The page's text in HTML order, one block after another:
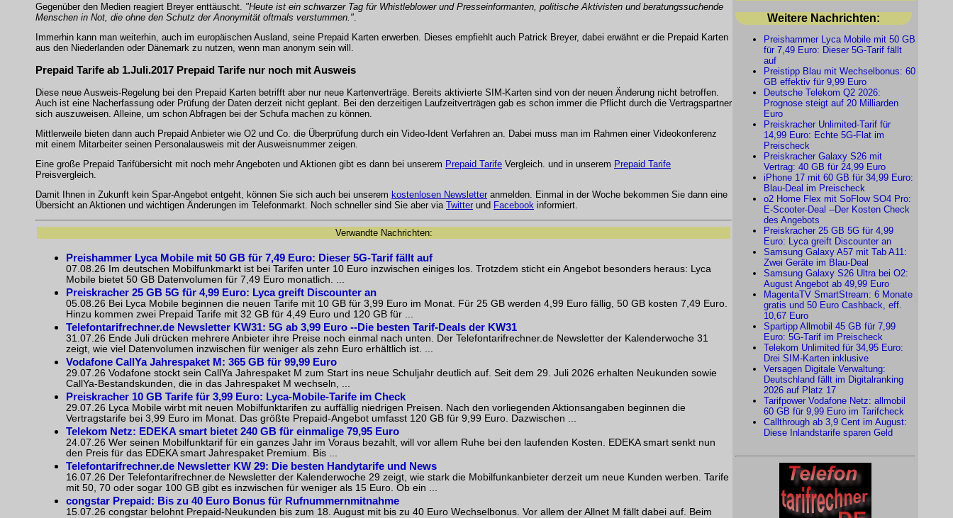
Gegenüber den Medien reagiert Breyer enttäuscht. "Heute ist ein schwarzer Tag für Whistleblower und Presseinformanten, politische Aktivisten und beratungssuchende
Menschen in Not, die ohne den Schutz der Anonymität oftmals verstummen.".
Immerhin kann man weiterhin, auch im europäischen Ausland, seine Prepaid Karten erwerben. Dieses empfiehlt auch Patrick Breyer, dabei erwähnt er die Prepaid Karten
aus den Niederlanden oder Dänemark zu nutzen, wenn man anonym sein will.
Prepaid Tarife ab 1.Juli.2017 Prepaid Tarife nur noch mit Ausweis
Diese neue Ausweis-Regelung bei den Prepaid Karten betrifft aber nur neue Kartenverträge. Bereits aktivierte SIM-Karten sind von der neuen Änderung nicht betroffen.
Auch ist eine Nacherfassung oder Prüfung der Daten derzeit nicht geplant. Bei den derzeitigen Laufzeitverträgen gab es schon immer die Pflicht durch die Vertragspartner
sich auszuweisen. Alleine, um schon Abfragen bei der Schufa machen zu können.
Mittlerweile bieten dann auch Prepaid Anbieter wie O2 und Co. die Überprüfung durch ein Video-Ident Verfahren an. Dabei muss man im Rahmen einer Videokonferenz
mit einem Mitarbeiter seinen Personalausweis mit der Ausweisnummer zeigen.
Eine große Prepaid Tarifübersicht mit noch mehr Angeboten und Aktionen gibt es dann bei unserem Prepaid Tarife Vergleich. und in unserem Prepaid Tarife
Preisvergleich.
Damit Ihnen in Zukunft kein Spar-Angebot entgeht, können Sie sich auch bei unserem kostenlosen Newsletter anmelden. Einmal in der Woche bekommen Sie dann eine
Übersicht an Aktionen und wichtigen Änderungen im Telefonmarkt. Noch schneller sind Sie aber via Twitter und Facebook informiert.
Verwandte Nachrichten:
Preishammer Lyca Mobile mit 50 GB für 7,49 Euro: Dieser 5G-Tarif fällt auf
07.08.26 Im deutschen Mobilfunkmarkt ist bei Tarifen unter 10 Euro inzwischen einiges los. Trotzdem sticht ein Angebot besonders heraus: Lyca
Mobile bietet 50 GB Datenvolumen für 7,49 Euro monatlich. ...
Preiskracher 25 GB 5G für 4,99 Euro: Lyca greift Discounter an
05.08.26 Bei Lyca Mobile beginnen die neuen Tarife mit 10 GB für 3,99 Euro im Monat. Für 25 GB werden 4,99 Euro fällig, 50 GB kosten 7,49 Euro.
Hinzu kommen zwei Prepaid Tarife mit 32 GB für 4,49 Euro und 120 GB für ...
Telefontarifrechner.de Newsletter KW31: 5G ab 3,99 Euro --Die besten Tarif-Deals der KW31
31.07.26 Ende Juli drücken mehrere Anbieter ihre Preise noch einmal nach unten. Der Telefontarifrechner.de Newsletter der Kalenderwoche 31
zeigt, wie viel Datenvolumen inzwischen für weniger als zehn Euro erhältlich ist. ...
Vodafone CallYa Jahrespaket M: 365 GB für 99,99 Euro
29.07.26 Vodafone stockt sein CallYa Jahrespaket M zum Start ins neue Schuljahr deutlich auf. Seit dem 29. Juli 2026 erhalten Neukunden sowie
CallYa-Bestandskunden, die in das Jahrespaket M wechseln, ...
Preiskracher 10 GB Tarife für 3,99 Euro: Lyca-Mobile-Tarife im Check
29.07.26 Lyca Mobile wirbt mit neuen Mobilfunktarifen zu auffällig niedrigen Preisen. Nach den vorliegenden Aktionsangaben beginnen die
Vertragstarife bei 3,99 Euro im Monat. Das größte Prepaid-Angebot umfasst 120 GB für 9,99 Euro. Dazwischen ...
Telekom Netz: EDEKA smart bietet 240 GB für einmalige 79,95 Euro
24.07.26 Wer seinen Mobilfunktarif für ein ganzes Jahr im Voraus bezahlt, will vor allem Ruhe bei den laufenden Kosten. EDEKA smart senkt nun
den Preis für das EDEKA smart Jahrespaket Premium. Bis ...
Telefontarifrechner.de Newsletter KW 29: Die besten Handytarife und News
16.07.26 Der Telefontarifrechner.de Newsletter der Kalenderwoche 29 zeigt, wie stark die Mobilfunkanbieter derzeit um neue Kunden werben. Tarife
mit 50, 70 oder sogar 100 GB gibt es inzwischen für weniger als 15 Euro. Ob ein ...
congstar Prepaid: Bis zu 40 Euro Bonus für Rufnummernmitnahme
15.07.26 congstar belohnt Prepaid-Neukunden bis zum 18. August mit bis zu 40 Euro Wechselbonus. Vor allem der Allnet M fällt dabei auf. Beim
Weitere Nachrichten:
Preishammer Lyca Mobile mit 50 GB
für 7,49 Euro: Dieser 5G-Tarif fällt
auf
Preistipp Blau mit Wechselbonus: 60
GB effektiv für 9,99 Euro
Deutsche Telekom Q2 2026:
Prognose steigt auf 20 Milliarden
Euro
Preiskracher Unlimited-Tarif für
14,99 Euro: Echte 5G-Flat im
Preischeck
Preiskracher Galaxy S26 mit
Vertrag: 40 GB für 24,99 Euro
iPhone 17 mit 60 GB für 34,99 Euro:
Blau-Deal im Preischeck
o2 Home Flex mit SoFlow SO4 Pro:
E-Scooter-Deal --Der Kosten Check
des Angebots
Preiskracher 25 GB 5G für 4,99
Euro: Lyca greift Discounter an
Samsung Galaxy A57 mit Tab A11:
Zwei Geräte im Blau-Deal
Samsung Galaxy S26 Ultra bei O2:
August Angebot ab 49,99 Euro
MagentaTV SmartStream: 6 Monate
gratis und 50 Euro Cashback, eff.
10,67 Euro
Spartipp Allmobil 45 GB für 7,99
Euro: 5G-Tarif im Preischeck
Telekom Unlimited für 34,95 Euro:
Drei SIM-Karten inklusive
Versagen Digitale Verwaltung:
Deutschland fällt im Digitalranking
2026 auf Platz 17
Tarifpower Vodafone Netz: allmobil
60 GB für 9,99 Euro im Tarifcheck
Callthrough ab 3,9 Cent im August:
Diese Inlandstarife sparen Geld